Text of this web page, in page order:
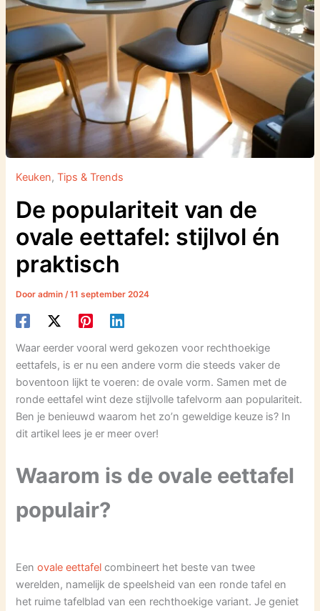
Keuken,Tips & Trends
De populariteit van de
ovale eettafel: stijlvol én
praktisch
Dooradmin/11 september 2024
Waar eerder vooral werd gekozen voor rechthoekige
eettafels, is er nu een andere vorm die steeds vaker de
boventoon lijkt te voeren: de ovale vorm. Samen met de
ronde eettafel wint deze stijlvolle tafelvorm aan populariteit.
Ben je benieuwd waarom het zo’n geweldige keuze is? In
dit artikel lees je er meer over!
Waarom is de ovale eettafel
populair?
Eenovale eettafel combineert het beste van twee
werelden, namelijk de speelsheid van een ronde tafel en
het ruime tafelblad van een rechthoekige variant. Je geniet